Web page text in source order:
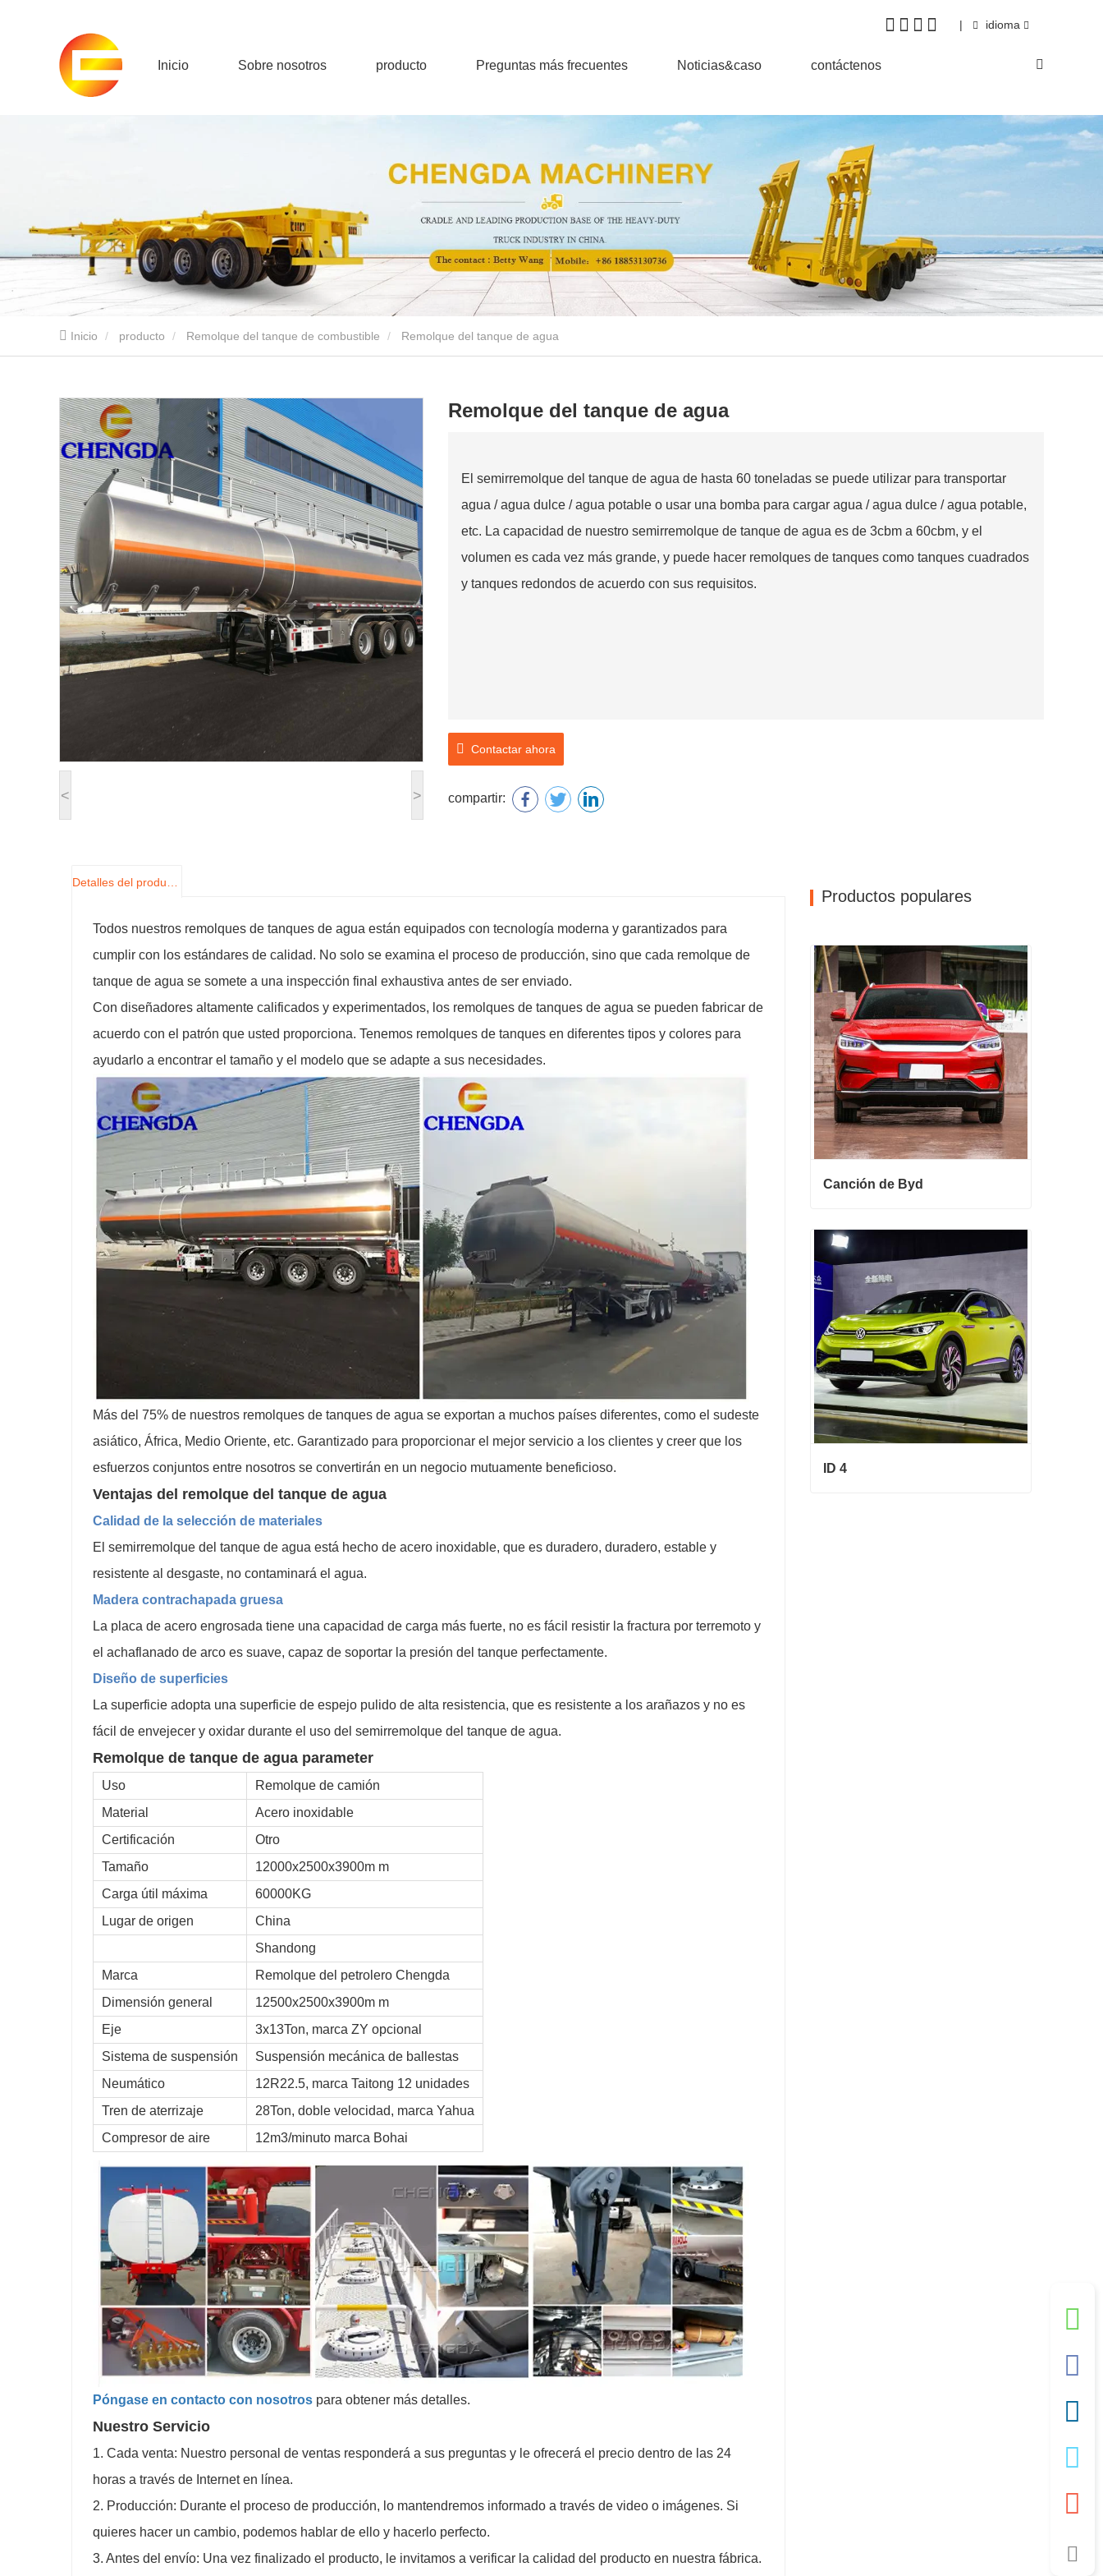
| idioma
Inicio Sobre nosotros producto Preguntas más frecuentes Noticias&caso contáctenos
Inicio producto Remolque del tanque de combustible Remolque del tanque de agua
< >
Remolque del tanque de agua
El semirremolque del tanque de agua de hasta 60 toneladas se puede utilizar para transportar
agua / agua dulce / agua potable o usar una bomba para cargar agua / agua dulce / agua potable,
etc. La capacidad de nuestro semirremolque de tanque de agua es de 3cbm a 60cbm, y el
volumen es cada vez más grande, y puede hacer remolques de tanques como tanques cuadrados
y tanques redondos de acuerdo con sus requisitos.
Contactar ahora
compartir:
Todos nuestros remolques de tanques de agua están equipados con tecnología moderna y garantizados para
cumplir con los estándares de calidad. No solo se examina el proceso de producción, sino que cada remolque de
tanque de agua se somete a una inspección final exhaustiva antes de ser enviado.
Con diseñadores altamente calificados y experimentados, los remolques de tanques de agua se pueden fabricar de
acuerdo con el patrón que usted proporciona. Tenemos remolques de tanques en diferentes tipos y colores para
ayudarlo a encontrar el tamaño y el modelo que se adapte a sus necesidades.
Más del 75% de nuestros remolques de tanques de agua se exportan a muchos países diferentes, como el sudeste
asiático, África, Medio Oriente, etc. Garantizado para proporcionar el mejor servicio a los clientes y creer que los
esfuerzos conjuntos entre nosotros se convertirán en un negocio mutuamente beneficioso.
Ventajas del remolque del tanque de agua
Calidad de la selección de materiales
El semirremolque del tanque de agua está hecho de acero inoxidable, que es duradero, duradero, estable y
resistente al desgaste, no contaminará el agua.
Madera contrachapada gruesa
La placa de acero engrosada tiene una capacidad de carga más fuerte, no es fácil resistir la fractura por terremoto y
el achaflanado de arco es suave, capaz de soportar la presión del tanque perfectamente.
Diseño de superficies
La superficie adopta una superficie de espejo pulido de alta resistencia, que es resistente a los arañazos y no es
fácil de envejecer y oxidar durante el uso del semirremolque del tanque de agua.
Remolque de tanque de agua parameter
Uso
Remolque de camión
Material
Acero inoxidable
Certificación
Otro
Tamaño
12000x2500x3900m m
Carga útil máxima
60000KG
Lugar de origen
China
Shandong
Marca
Remolque del petrolero Chengda
Dimensión general
12500x2500x3900m m
Eje
3x13Ton, marca ZY opcional
Sistema de suspensión
Suspensión mecánica de ballestas
Neumático
12R22.5, marca Taitong 12 unidades
Tren de aterrizaje
28Ton, doble velocidad, marca Yahua
Compresor de aire
12m3/minuto marca Bohai
Póngase en contacto con nosotros para obtener más detalles.
Nuestro Servicio
1. Cada venta: Nuestro personal de ventas responderá a sus preguntas y le ofrecerá el precio dentro de las 24
horas a través de Internet en línea.
2. Producción: Durante el proceso de producción, lo mantendremos informado a través de video o imágenes. Si
quieres hacer un cambio, podemos hablar de ello y hacerlo perfecto.
3. Antes del envío: Una vez finalizado el producto, le invitamos a verificar la calidad del producto en nuestra fábrica.
Productos populares
Canción de Byd
Canción de Byd
Contactar ahora
ID 4